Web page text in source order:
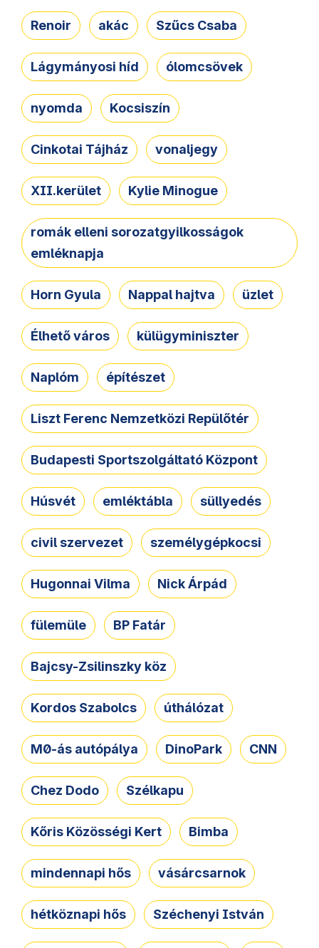
Renoir akác Szűcs Csaba
Lágymányosi híd ólomcsövek
nyomda Kocsiszín
Cinkotai Tájház vonaljegy
XII.kerület Kylie Minogue
romák elleni sorozatgyilkosságok
emléknapja
Horn Gyula Nappal hajtva üzlet
Élhető város külügyminiszter
Naplóm építészet
Liszt Ferenc Nemzetközi Repülőtér
Budapesti Sportszolgáltató Központ
Húsvét emléktábla süllyedés
civil szervezet személygépkocsi
Hugonnai Vilma Nick Árpád
fülemüle BP Fatár
Bajcsy-Zsilinszky köz
Kordos Szabolcs úthálózat
M0-ás autópálya DinoPark CNN
Chez Dodo Szélkapu
Kőris Közösségi Kert Bimba
mindennapi hős vásárcsarnok
hétköznapi hős Széchenyi István